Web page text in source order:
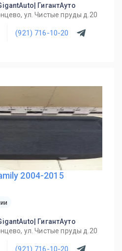
ГигантАуто
ул. Чистые пруды д.20
(921) 716-10-20
2004-2015
ГигантАуто
ул. Чистые пруды д.20
(921) 716-10-20